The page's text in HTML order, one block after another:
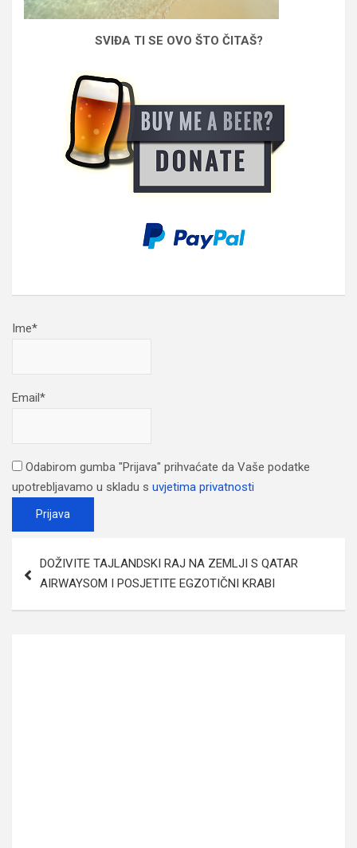
SVIĐA TI SE OVO ŠTO ČITAŠ?
Ime*
Email*
Odabirom gumba "Prijava" prihvaćate da Vaše podatke
upotrebljavamo u skladu s uvjetima privatnosti
navigation
DOŽIVITE TAJLANDSKI RAJ NA ZEMLJI S QATAR
AIRWAYSOM I POSJETITE EGZOTIČNI KRABI